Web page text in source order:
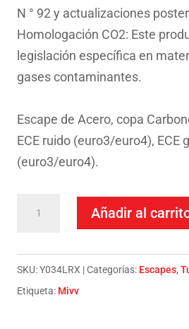
N ° 92 y actualizaciones
Homologación CO2: Este
legislación específica en
gases contaminantes.
Escape de Acero, copa
ECE ruido (euro3/euro4), ECE
(euro3/euro4).
On
Speed
Añadir al
SKU:Y034LRX Categorías: Escapes,
Etiqueta: Mivv